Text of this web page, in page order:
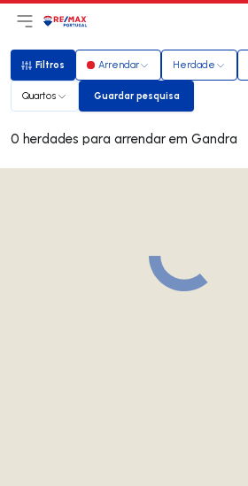
Abri menu principal
LogoIr para página inicial
Filtros
Filtros Arrendar Herdade
Quartos Guardar pesquisa
Guardar pesquisa
0 herdades para arrendar em Gandra